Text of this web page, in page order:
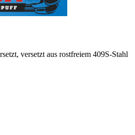
versetzt aus rostfreiem 409S-Stahl